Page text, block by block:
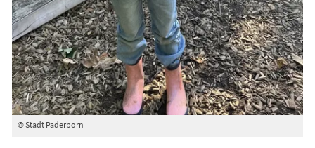
© Stadt Paderborn